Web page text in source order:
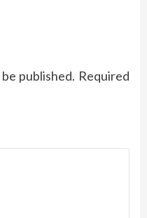
published. Required